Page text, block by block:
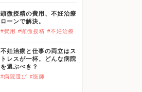
顕微授精の費用、不妊治療
ローンで解決。
#費用 #顕微授精 #不妊治療
不妊治療と仕事の両立はス
トレスが一杯。どんな病院
を選ぶべき？
#病院選び #医師